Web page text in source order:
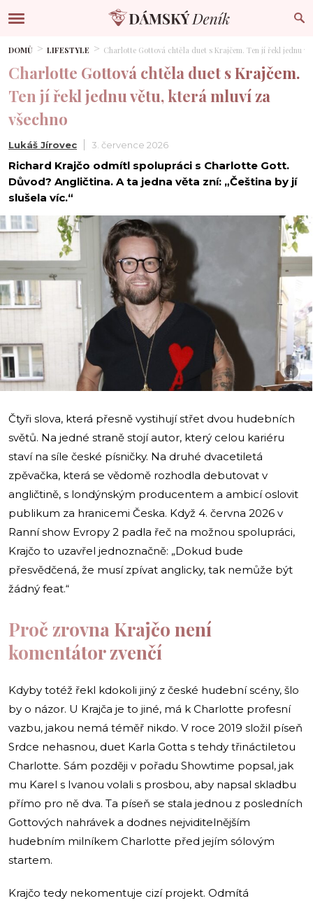
DOMŮ LIFESTYLE Charlotte Gottová chtěla duet s Krajčem. Ten jí řekl jednu
Charlotte Gottová chtěla duet s Krajčem.
Ten jí řekl jednu větu, která mluví za
všechno
Lukáš Jírovec 3. července 2026
Richard Krajčo odmítl spolupráci s Charlotte Gott.
Důvod? Angličtina. A ta jedna věta zní: „Čeština by jí
slušela víc.“
i
Čtyři slova, která přesně vystihují střet dvou hudebních
světů. Na jedné straně stojí autor, který celou kariéru
staví na síle české písničky. Na druhé dvacetiletá
zpěvačka, která se vědomě rozhodla debutovat v
angličtině, s londýnským producentem a ambicí oslovit
publikum za hranicemi Česka. Když 4. června 2026 v
Ranní show Evropy 2 padla řeč na možnou spolupráci,
Krajčo to uzavřel jednoznačně: „Dokud bude
přesvědčená, že musí zpívat anglicky, tak nemůže být
žádný feat.“
Proč zrovna Krajčo není
komentátor zvenčí
Kdyby totéž řekl kdokoli jiný z české hudební scény, šlo
by o názor. U Krajča je to jiné, má k Charlotte profesní
vazbu, jakou nemá téměř nikdo. V roce 2019 složil píseň
Srdce nehasnou, duet Karla Gotta s tehdy třináctiletou
Charlotte. Sám později v pořadu Showtime popsal, jak
mu Karel s Ivanou volali s prosbou, aby napsal skladbu
přímo pro ně dva. Ta píseň se stala jednou z posledních
Gottových nahrávek a dodnes nejviditelnějším
hudebním milníkem Charlotte před jejím sólovým
startem.
Krajčo tedy nekomentuje cizí projekt. Odmítá